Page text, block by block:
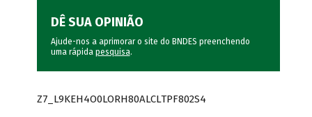
DÊ SUA OPINIÃO
Ajude-nos a aprimorar o site do BNDES preenchendo
uma rápida pesquisa.
Z7_L9KEH4O0LORH80ALCLTPF802S4